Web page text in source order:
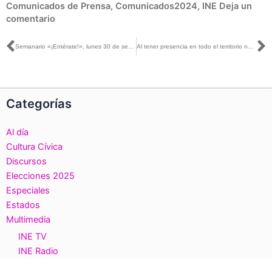
Comunicados de Prensa, Comunicados2024, INE Deja un
comentario
Ant Semanario «¡Entérate!», lunes 30 de septiembre de 2024 Al tener presencia en todo el territorio nacional, el INE tiene la capacidad de adaptarse a diversos escenarios: Uuc-kib Espadas con Juan Pablo Galicia y Fernanda Solís
Categorías
Al día
Cultura Cívica
Discursos
Elecciones 2025
Especiales
Estados
Multimedia
INE TV
INE Radio